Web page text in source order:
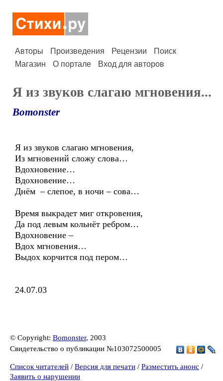
Авторы Произведения Рецензии
Поиск
Магазин
О портале Вход для авторов
Я из звуков слагаю мгновения...
Bomonster
Я из звуков слагаю мгновения,
Из мгновений сложу слова…
Вдохновение…
Вдохновение…
Днём – слепое, в ночи – сова…
Время выкрадет миг откровения,
Да под левым кольнёт ребром…
Вдохновение –
Вдох мгновения…
Выдох корчится под пером…
24.07.03
© Copyright: Bomonster, 2003
Свидетельство о публикации №103072500005
Список читателей / Версия для печати / Разместить анонс /
Заявить о нарушении